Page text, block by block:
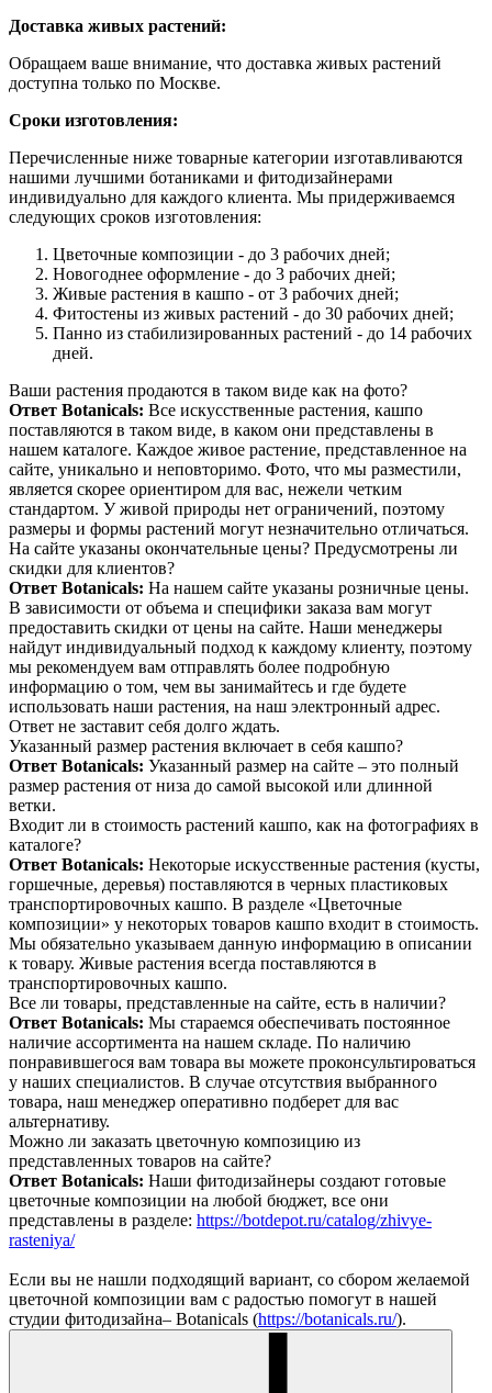
Доставка живых растений:
Обращаем ваше внимание, что доставка живых растений
доступна только по Москве.
Сроки изготовления:
Перечисленные ниже товарные категории изготавливаются
нашими лучшими ботаниками и фитодизайнерами
индивидуально для каждого клиента. Мы придерживаемся
следующих сроков изготовления:
Цветочные композиции - до 3 рабочих дней;
Новогоднее оформление - до 3 рабочих дней;
Живые растения в кашпо - от 3 рабочих дней;
Фитостены из живых растений - до 30 рабочих дней;
Панно из стабилизированных растений - до 14 рабочих
дней.
Ваши растения продаются в таком виде как на фото?
Ответ Botanicals: Все искусственные растения, кашпо
поставляются в таком виде, в каком они представлены в
нашем каталоге. Каждое живое растение, представленное на
сайте, уникально и неповторимо. Фото, что мы разместили,
является скорее ориентиром для вас, нежели четким
стандартом. У живой природы нет ограничений, поэтому
размеры и формы растений могут незначительно отличаться.
На сайте указаны окончательные цены? Предусмотрены ли
скидки для клиентов?
Ответ Botanicals: На нашем сайте указаны розничные цены.
В зависимости от объема и специфики заказа вам могут
предоставить скидки от цены на сайте. Наши менеджеры
найдут индивидуальный подход к каждому клиенту, поэтому
мы рекомендуем вам отправлять более подробную
информацию о том, чем вы занимайтесь и где будете
использовать наши растения, на наш электронный адрес.
Ответ не заставит себя долго ждать.
Указанный размер растения включает в себя кашпо?
Ответ Botanicals: Указанный размер на сайте – это полный
размер растения от низа до самой высокой или длинной
ветки.
Входит ли в стоимость растений кашпо, как на фотографиях в
каталоге?
Ответ Botanicals: Некоторые искусственные растения (кусты,
горшечные, деревья) поставляются в черных пластиковых
транспортировочных кашпо. В разделе «Цветочные
композиции» у некоторых товаров кашпо входит в стоимость.
Мы обязательно указываем данную информацию в описании
к товару. Живые растения всегда поставляются в
транспортировочных кашпо.
Все ли товары, представленные на сайте, есть в наличии?
Ответ Botanicals: Мы стараемся обеспечивать постоянное
наличие ассортимента на нашем складе. По наличию
понравившегося вам товара вы можете проконсультироваться
у наших специалистов. В случае отсутствия выбранного
товара, наш менеджер оперативно подберет для вас
альтернативу.
Можно ли заказать цветочную композицию из
представленных товаров на сайте?
Ответ Botanicals: Наши фитодизайнеры создают готовые
цветочные композиции на любой бюджет, все они
представлены в разделе: https://botdepot.ru/catalog/zhivye-
rasteniya/
Если вы не нашли подходящий вариант, со сбором желаемой
цветочной композиции вам с радостью помогут в нашей
студии фитодизайна– Botanicals (https://botanicals.ru/).